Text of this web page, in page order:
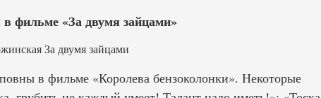
фильме «За двумя зайцами»
в фильме «Королева бензоколонки». Некоторые